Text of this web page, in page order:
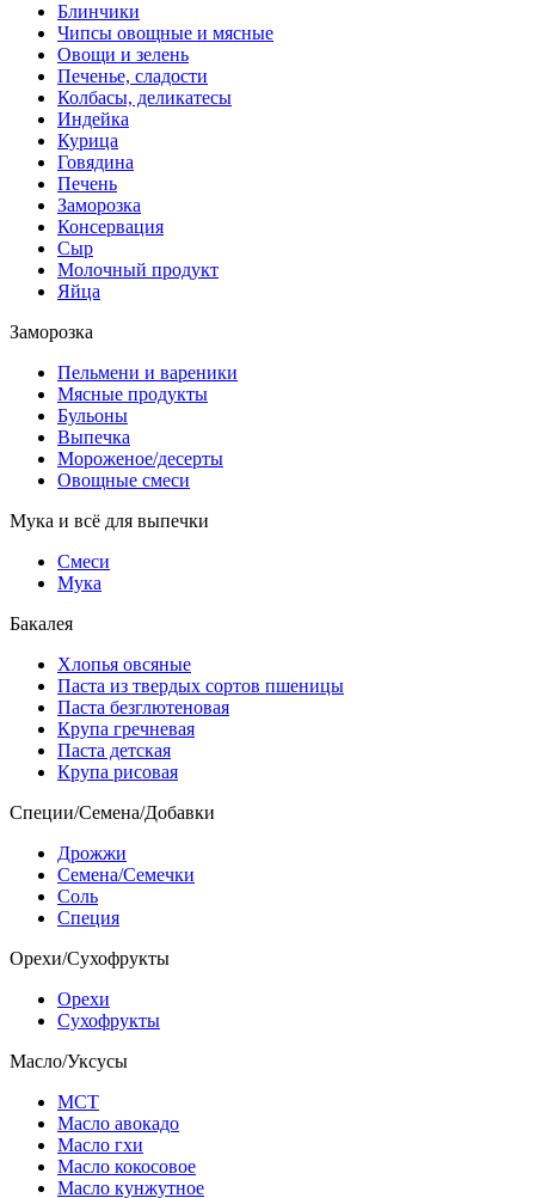
Блинчики
Чипсы овощные и мясные
Овощи и зелень
Печенье, сладости
Колбасы, деликатесы
Индейка
Курица
Говядина
Печень
Заморозка
Консервация
Сыр
Молочный продукт
Яйца
Заморозка
Пельмени и вареники
Мясные продукты
Бульоны
Выпечка
Мороженое/десерты
Овощные смеси
Мука и всё для выпечки
Смеси
Мука
Бакалея
Хлопья овсяные
Паста из твердых сортов пшеницы
Паста безглютеновая
Крупа гречневая
Паста детская
Крупа рисовая
Специи/Семена/Добавки
Дрожжи
Семена/Семечки
Соль
Специя
Орехи/Сухофрукты
Орехи
Сухофрукты
Масло/Уксусы
МСТ
Масло авокадо
Масло гхи
Масло кокосовое
Масло кунжутное